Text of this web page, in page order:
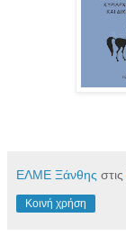
ΕΛΜΕ Ξάνθης στις
Κοινή χρήση